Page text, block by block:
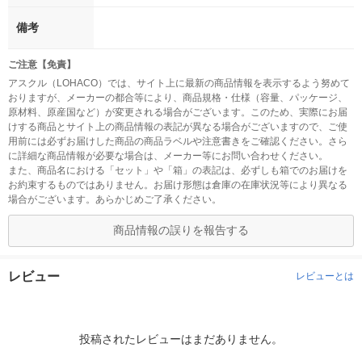
備考
ご注意【免責】
アスクル（LOHACO）では、サイト上に最新の商品情報を表示するよう努めて
おりますが、メーカーの都合等により、商品規格・仕様（容量、パッケージ、
原材料、原産国など）が変更される場合がございます。このため、実際にお届
けする商品とサイト上の商品情報の表記が異なる場合がございますので、ご使
用前には必ずお届けした商品の商品ラベルや注意書きをご確認ください。さら
に詳細な商品情報が必要な場合は、メーカー等にお問い合わせください。
また、商品名における「セット」や「箱」の表記は、必ずしも箱でのお届けを
お約束するものではありません。お届け形態は倉庫の在庫状況等により異なる
場合がございます。あらかじめご了承ください。
商品情報の誤りを報告する
レビュー レビューとは
投稿されたレビューはまだありません。